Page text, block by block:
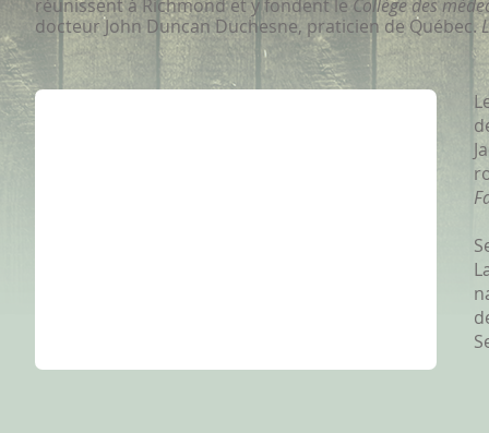
réunissent à Richmond et y fondent le Collège des
docteur John Duncan Duchesne, praticien de Québec.